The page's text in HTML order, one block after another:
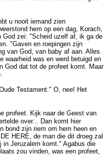
u nooit iemand zien
hem op een dag, Korach,
God zei: "Scheid uzelf af, ik ga de
"Gaven en roepingen zijn
van God, van baby af aan. Alles
waarheid was en werd betuigd en
God dat tot de profeet komt. Maar
Testament." O, nee! Het
profeet. Kijk naar de Geest van
over... Dan komt hier
bond zijn riem om hem heen en
HERE, de man die dit droeg zal
in Jeruzalem komt." Agabus die
zou vinden, was een profeet,